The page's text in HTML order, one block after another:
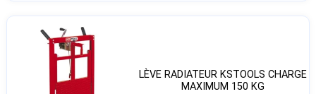
LÈVE RADIATEUR KSTOOLS CHARGE
MAXIMUM 150 KG